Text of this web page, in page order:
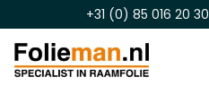
+31 (0) 85 016 20 30